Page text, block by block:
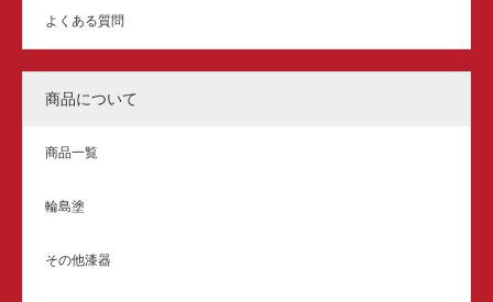
よくある質問
商品について
商品一覧
輪島塗
その他漆器